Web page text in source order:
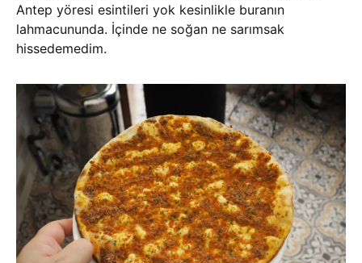
Antep yöresi esintileri yok kesinlikle buranın
lahmacununda. İçinde ne soğan ne sarımsak
hissedemedim.